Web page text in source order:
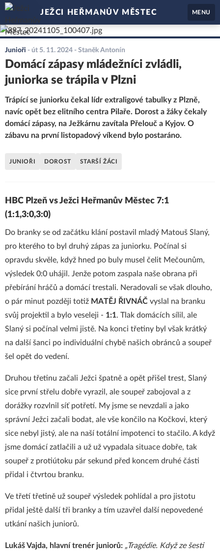
JEŽCI HEŘMANŮV MĚSTEC MENU
Junioři - út 5. 11. 2024 - Staněk Antonín
Domácí zápasy mládežníci zvládli,
juniorka se trápila v Plzni
Trápící se juniorku čekal lídr extraligové tabulky z Plzně,
navíc opět bez elitního centra Pilaře. Dorost a žáky čekaly
domácí zápasy, na Ježkárnu zavítala Přelouč a Kyjov. O
zábavu na první listopadový víkend bylo postaráno.
JUNIOŘI DOROST STARŠÍ ŽÁCI
HBC Plzeň vs Ježci Heřmanův Městec 7:1
(1:1,3:0,3:0)
Do branky se od začátku klání postavil mladý Matouš Slaný,
pro kterého to byl druhý zápas za juniorku. Počínal si
opravdu skvěle, když hned po buly musel čelit Mečounům,
výsledek 0:0 uhájil. Jenže potom zaspala naše obrana při
přebírání hráčů a domácí trestali. Neradovali se však dlouho,
o pár minut později totiž MATĚJ ŘIVNÁČ vyslal na branku
svůj projektil a bylo veseleji - 1:1. Tlak domácích sílil, ale
Slaný si počínal velmi jistě. Na konci třetiny byl však krátký
na další šanci po individuální chybě našich obránců a soupeř
šel opět do vedení.
Druhou třetinu začali Ježci špatně a opět přišel trest, Slaný
sice první střelu dobře vyrazil, ale soupeř zabojoval a z
dorážky rozvlnil síť potřetí. My jsme se nevzdali a jako
správní Ježci začali bodat, ale vše končilo na Kočkovi, který
sice nebyl jistý, ale na naší totální impotenci to stačilo. A když
jsme domácí zatlačili a už už vypadala situace dobře, tak
soupeř z protiútoku pár sekund před koncem druhé části
přidal i čtvrtou branku.
Ve třetí třetině už soupeř výsledek pohlídal a pro jistotu
přidal ještě další tři branky a tím uzavřel další nepovedené
utkání našich juniorů.
Lukáš Vajda, hlavní trenér juniorů: „Tragédie. Když ze šesti